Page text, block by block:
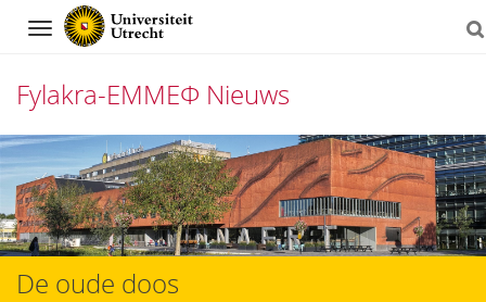
Navigation
Fylakra-EMMEΦ Nieuws
Direct
naar
het
inhoud
De oude doos